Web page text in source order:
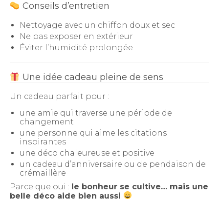
Conseils d’entretien
Nettoyage avec un chiffon doux et sec
Ne pas exposer en extérieur
Éviter l’humidité prolongée
Une idée cadeau pleine de sens
Un cadeau parfait pour :
une amie qui traverse une période de
changement
une personne qui aime les citations
inspirantes
une déco chaleureuse et positive
un cadeau d’anniversaire ou de pendaison de
crémaillère
Parce que oui : le bonheur se cultive… mais une
belle déco aide bien aussi